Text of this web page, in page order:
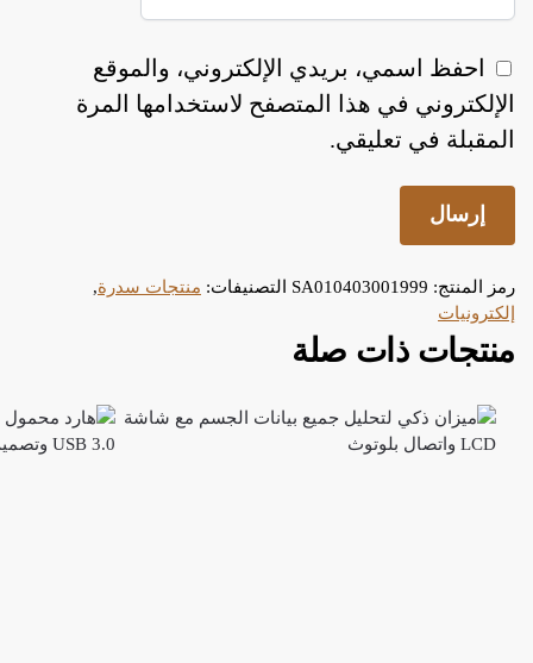
احفظ اسمي، بريدي الإلكتروني، والموقع
الإلكتروني في هذا المتصفح لاستخدامها المرة
المقبلة في تعليقي.
رمز المنتج: SA010403001999 التصنيفات: منتجات سدرة,
إلكترونيات
منتجات ذات صلة